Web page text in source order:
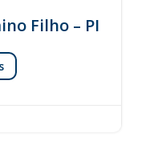
Filho – PI